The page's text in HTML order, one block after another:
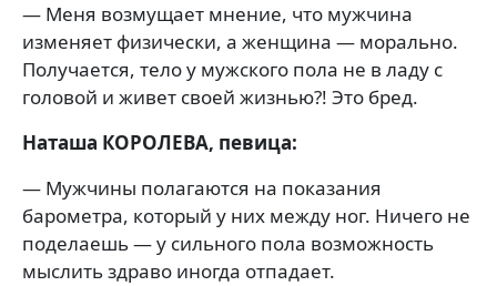
— Меня возмущает мнение, что мужчина
изменяет физически, а женщина — морально.
Получается, тело у мужского пола не в ладу с
головой и живет своей жизнью?! Это бред.
Наташа КОРОЛЕВА, певица:
— Мужчины полагаются на показания
барометра, который у них между ног. Ничего не
поделаешь — у сильного пола возможность
мыслить здраво иногда отпадает.